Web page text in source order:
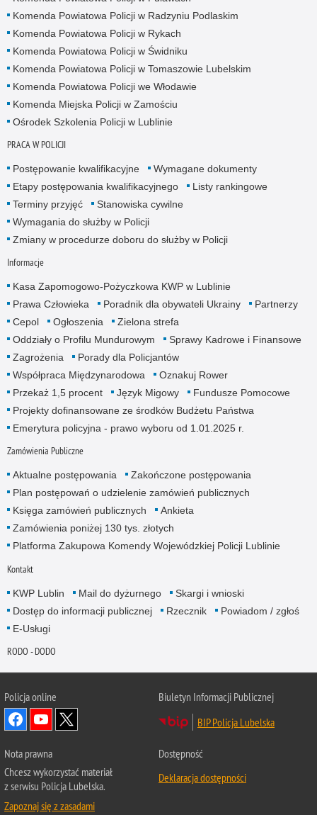
Komenda Powiatowa Policji w Radzyniu Podlaskim
Komenda Powiatowa Policji w Rykach
Komenda Powiatowa Policji w Świdniku
Komenda Powiatowa Policji w Tomaszowie Lubelskim
Komenda Powiatowa Policji we Włodawie
Komenda Miejska Policji w Zamościu
Ośrodek Szkolenia Policji w Lublinie
PRACA W POLICJI
Postępowanie kwalifikacyjne
Wymagane dokumenty
Etapy postępowania kwalifikacyjnego
Listy rankingowe
Terminy przyjęć
Stanowiska cywilne
Wymagania do służby w Policji
Zmiany w procedurze doboru do służby w Policji
Informacje
Kasa Zapomogowo-Pożyczkowa KWP w Lublinie
Prawa Człowieka
Poradnik dla obywateli Ukrainy
Partnerzy
Cepol
Ogłoszenia
Zielona strefa
Oddziały o Profilu Mundurowym
Sprawy Kadrowe i Finansowe
Zagrożenia
Porady dla Policjantów
Współpraca Międzynarodowa
Oznakuj Rower
Przekaż 1,5 procent
Język Migowy
Fundusze Pomocowe
Projekty dofinansowane ze środków Budżetu Państwa
Emerytura policyjna - prawo wyboru od 1.01.2025 r.
Zamówienia Publiczne
Aktualne postępowania
Zakończone postępowania
Plan postępowań o udzielenie zamówień publicznych
Księga zamówień publicznych
Ankieta
Zamówienia poniżej 130 tys. złotych
Platforma Zakupowa Komendy Wojewódzkiej Policji Lublinie
Kontakt
KWP Lublin Mail do dyżurnego
Skargi i wnioski
Dostęp do informacji publicznej
Rzecznik
Powiadom / zgłoś
E-Usługi
RODO - DODO
Policja online
Biuletyn Informacji Publicznej
BIP Policja Lubelska
Nota prawna
Chcesz wykorzystać materiał
z serwisu Policja Lubelska.
Zapoznaj się z zasadami
Dostępność
Deklaracja dostępności